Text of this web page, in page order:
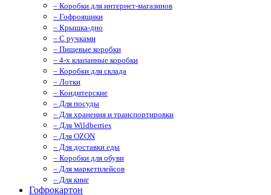
– Коробки для интернет-магазинов
– Гофроящики
– Крышка-дно
– С ручками
– Пищевые коробки
– 4-х клапанные коробки
– Коробки для склада
– Лотки
– Кондитерские
– Для посуды
– Для хранения и транспортировки
– Для Wildberries
– Для OZON
– Для доставки еды
– Коробки для обуви
– Для маркетплейсов
– Для книг
Гофрокартон